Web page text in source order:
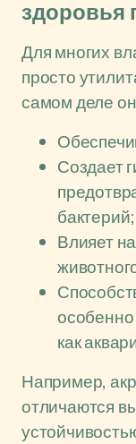
здоровья
Для многих
просто
самом деле
Создает
бактерий;
Влияет
особенно
как
Например,
отличаются